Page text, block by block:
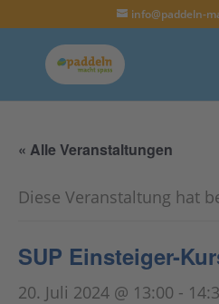
info@paddeln-
« Alle Veranstaltungen
Diese Veranstaltung hat
SUP Einsteiger-
20. Juli 2024 @ 13:00 -